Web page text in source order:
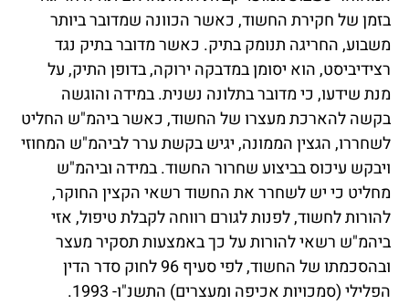
בזמן של חקירת החשוד, כאשר הכוונה שמדובר ביותר
משבוע, החריגה תנומק בתיק. כאשר מדובר בתיק נגד
רצידיביסט, הוא יסומן במדבקה ירוקה, בדופן התיק, על
מנת שידעו, כי מדובר בתלונה נשנית. במידה והוגשה
בקשה להארכת מעצרו של החשוד, כאשר ביהמ"ש החליט
לשחררו, הגצין הממונה, יגיש בקשת ערר לביהמ"ש המחוזי
ויבקש עיכוס בביצוע שחרור החשוד. במידה וביהמ"ש
מחליט כי יש לשחרר את החשוד רשאי הקצין החוקר,
להורות לחשוד, לפנות לגורם רווחה לקבלת טיפול, אזי
ביהמ"ש רשאי להורות על כך באמצעות תסקיר מעצר
ובהסכמתו של החשוד, לפי סעיף 96 לחוק סדר הדין
הפלילי (סמכויות אכיפה ומעצרים) התשנ"ו- 1993.